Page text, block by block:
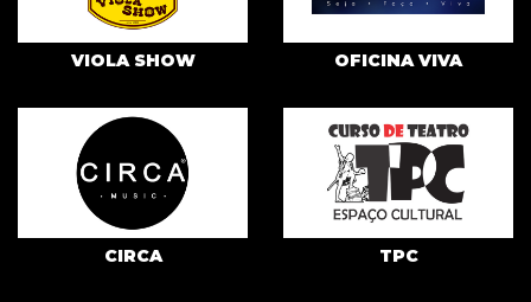
VIOLA SHOW OFICINA VIVA
CIRCA TPC